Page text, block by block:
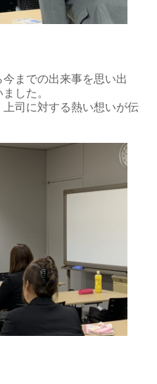
までの出来事を思い出
した。
司に対する熱い想いが伝